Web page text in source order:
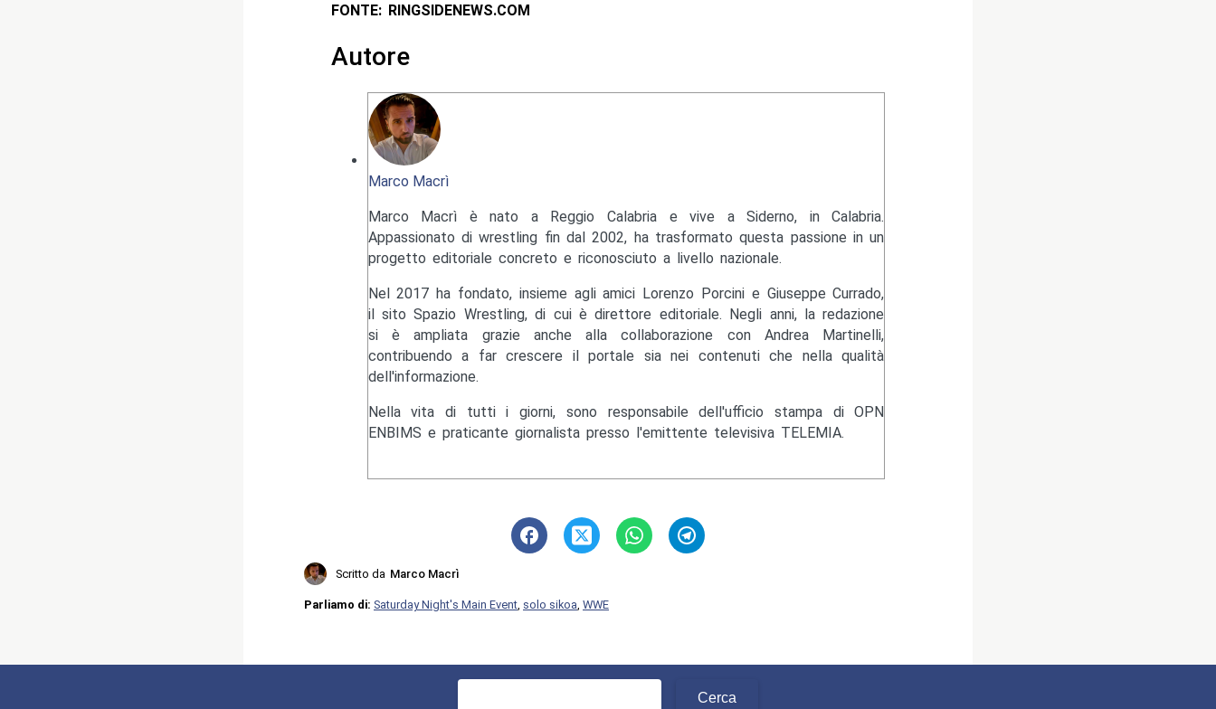
FONTE: RINGSIDENEWS.COM
Autore
Marco Macrì
Marco Macrì è nato a Reggio Calabria e vive a Siderno, in Calabria.
Appassionato di wrestling fin dal 2002, ha trasformato questa passione in un
progetto editoriale concreto e riconosciuto a livello nazionale.
Nel 2017 ha fondato, insieme agli amici Lorenzo Porcini e Giuseppe Currado,
il sito Spazio Wrestling, di cui è direttore editoriale. Negli anni, la redazione
si è ampliata grazie anche alla collaborazione con Andrea Martinelli,
contribuendo a far crescere il portale sia nei contenuti che nella qualità
dell'informazione.
Nella vita di tutti i giorni, sono responsabile dell'ufficio stampa di OPN
ENBIMS e praticante giornalista presso l'emittente televisiva TELEMIA.
Scritto da Marco Macrì
Parliamo di: Saturday Night's Main Event solo sikoa WWE
Ricerca